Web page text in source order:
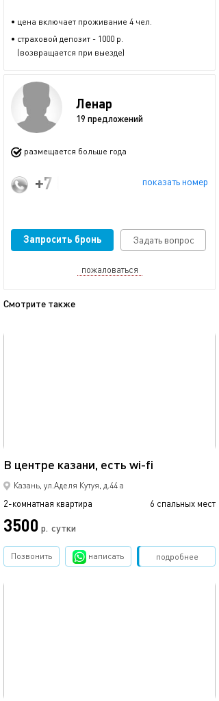
• цена включает проживание 4 чел.
• страховой депозит - 1000 р.
(возвращается при выезде)
Ленар
19 предложений
размещается больше года
показать номер
+7 (909) 308-29-90
Запросить бронь Задать вопрос
пожаловаться
Смотрите также
В центре казани, есть wi-fi
Казань, ул.Аделя Кутуя, д.44 а
2-комнатная квартира 6 спальных мест
3500 р. сутки
подробнее
Позвонить написать Забронировать